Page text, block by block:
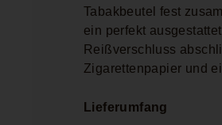
Tabakbeutel fest
ein perfekt
Reißverschluss
Zigarettenpapier und
Lieferumfang